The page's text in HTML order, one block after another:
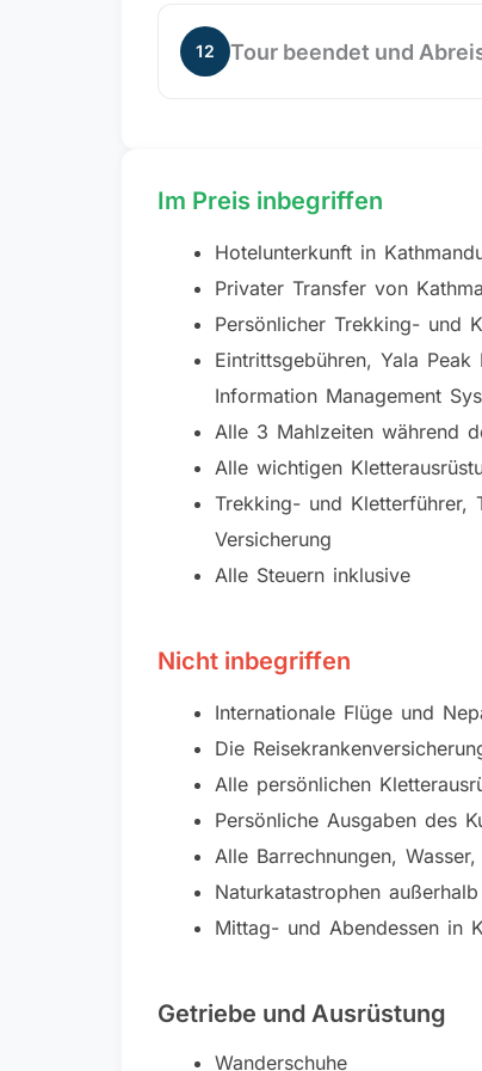
Kathmandu steht Ihnen der Rest
12 Tour beendet und
Im Preis inbegriffen
Hotelunterkunft in
Privater Transfer von
Persönlicher Trekking- und
Eintrittsgebühren, Yala
Information Management
Alle 3 Mahlzeiten während
Alle wichtigen
Trekking- und Kletterführer,
Versicherung
Alle Steuern inklusive
Nicht inbegriffen
Internationale Flüge und
Die
Alle persönlichen
Persönliche Ausgaben des
Alle Barrechnungen,
Naturkatastrophen
Mittag- und Abendessen in
Getriebe und Ausrüstung
Wanderschuhe